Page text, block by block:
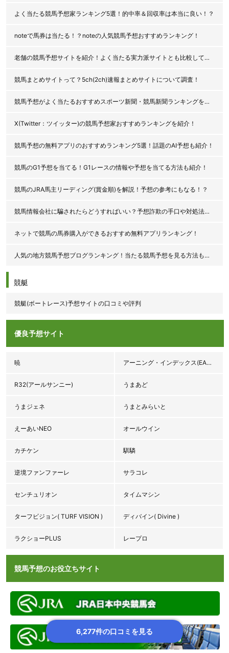
6,277件の口コミを見る
よく当たる競馬予想家ランキング5選！的中率＆回収率は本当に良い！？
noteで馬券は当たる！？noteの人気競馬予想おすすめランキング！
老舗の競馬予想サイトを紹介！よく当たる実力派サイトとも比較してみた！
競馬まとめサイトって？5ch(2ch)速報まとめサイトについて調査！
競馬予想がよく当たるおすすめスポーツ新聞・競馬新聞ランキングを紹介！
X(Twitter：ツイッター)の競馬予想家おすすめランキングを紹介！
競馬予想の無料アプリのおすすめランキング5選！話題のAI予想も紹介！
競馬のG1予想を当てる！G1レースの情報や予想を当てる方法も紹介！
競馬のJRA馬主リーディング(賞金順)を解説！予想の参考にもなる！？
競馬情報会社に騙されたらどうすればいい？予想詐欺の手口や対処法を解説！
ネットで競馬の馬券購入ができるおすすめ無料アプリランキング！
人気の地方競馬予想ブログランキング！当たる競馬予想を見る方法も紹介！
競艇
競艇(ボートレース)予想サイトの口コミや評判
優良予想サイト
暁 アーニング・インデックス(EARNINGS INDEX♯3.92)
R32(アールサンニー) うまあど
うまジェネ うまとみらいと
えーあいNEO オールウイン
カチケン 騏驎
逆境ファンファーレ サラコレ
センチュリオン タイムマシン
ターフビジョン( TURF VISION ) ディバイン( Divine )
ラクショーPLUS レープロ
競馬予想のお役立ちサイト